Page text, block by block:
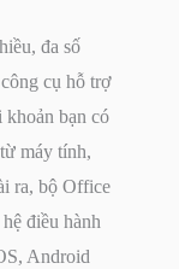
đa số
cụ hỗ trợ
bạn có
máy tính,
ra, bộ Office
điều hành
Android